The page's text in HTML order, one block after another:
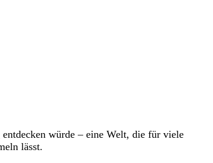
würde – eine Welt, die für viele
lässt.